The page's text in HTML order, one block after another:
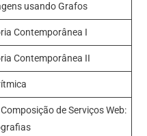
usando Grafos
Contemporânea I
Contemporânea II
de Serviços Web: